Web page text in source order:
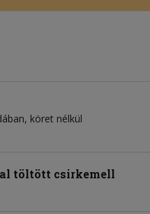
köret nélkül
töltött csirkemell